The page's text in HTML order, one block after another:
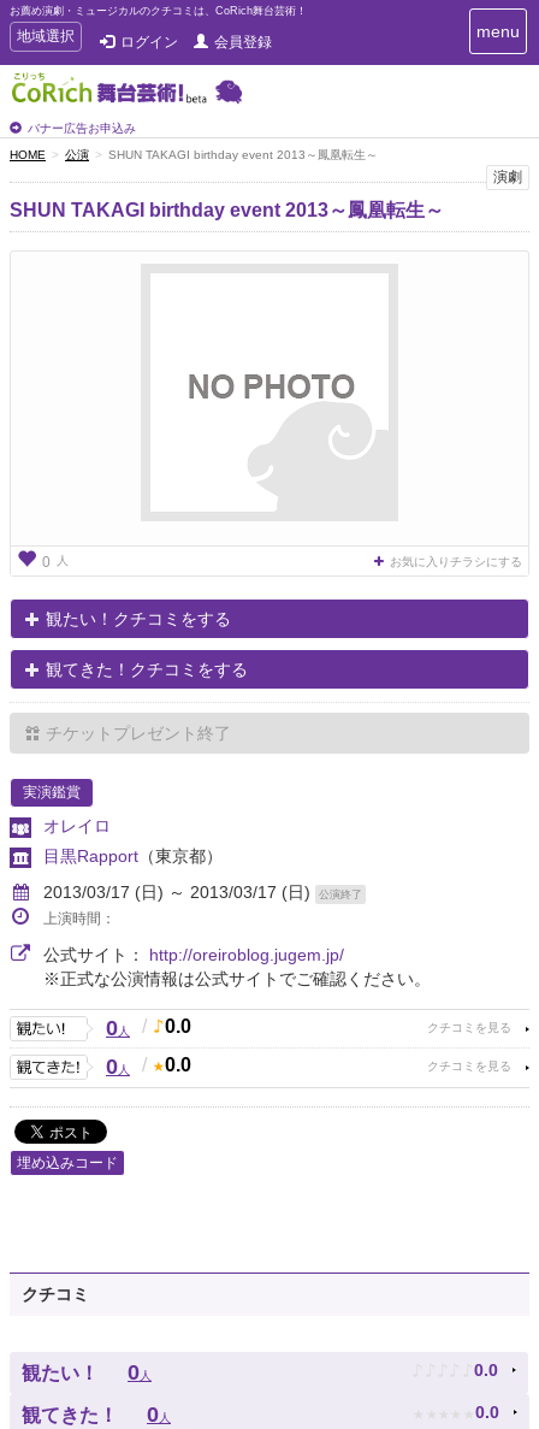
お薦め演劇・ミュージカルのクチコミは、CoRich舞台芸術！
T
o
g
g
e
n
a
v
i
地域選択 ログイン 会員登録
バナー広告お申込み
T
o
i
menu
HOME 公演 SHUN TAKAGI birthday event 2013～鳳凰転生～
演劇
SHUN TAKAGI birthday event 2013～鳳凰転生～
0 人 お気に入りチラシにする
観たい！クチコミをする
観てきた！クチコミをする
チケットプレゼント終了
実演鑑賞
オレイロ
目黒Rapport （東京都）
2013/03/17 (日) ～ 2013/03/17 (日)
公演終了
上演時間：
公式サイト： http://oreiroblog.jugem.jp/
※正式な公演情報は公式サイトでご確認ください。
0人 / 0.0
0人 / 0.0
埋め込みコード
クチコミ
観たい！ 0人 ♪ ♪ ♪ ♪ ♪ 0.0
観てきた！ 0人 ★ ★ ★ ★ ★ 0.0